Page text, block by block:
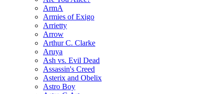
ArmA
Armies of Exigo
Arrietty
Arrow
Arthur C. Clarke
Aruya
Ash vs. Evil Dead
Assassin's Creed
Asterix and Obelix
Astro Boy